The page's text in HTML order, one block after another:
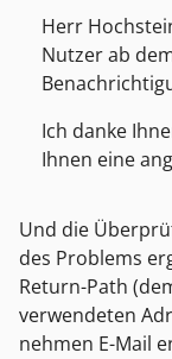
Herr
Nutzer ab
Ich danke
Ihnen eine
Und die
des Problems
Return-Path
verwendeten
nehmen E-Mail